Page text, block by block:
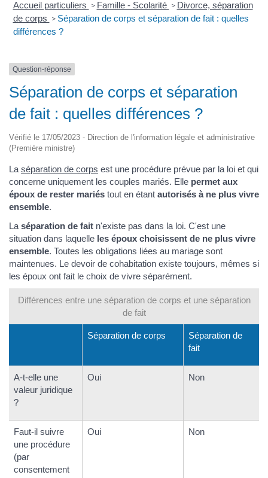
Accueil particuliers > Famille - Scolarité > Divorce, séparation
de corps > Séparation de corps et séparation de fait : quelles
différences ?
Question-réponse
Séparation de corps et séparation
de fait : quelles différences ?
Vérifié le 17/05/2023 - Direction de l'information légale et administrative
(Première ministre)
La séparation de corps est une procédure prévue par la loi et qui
concerne uniquement les couples mariés. Elle permet aux
époux de rester mariés tout en étant autorisés à ne plus vivre
ensemble.
La séparation de fait n'existe pas dans la loi. C'est une
situation dans laquelle les époux choisissent de ne plus vivre
ensemble. Toutes les obligations liées au mariage sont
maintenues. Le devoir de cohabitation existe toujours, mêmes si
les époux ont fait le choix de vivre séparément.
Différences entre une séparation de corps et une séparation
de fait
Séparation de corps
Séparation de
fait
A-t-elle une
valeur juridique
?
Oui Non
Faut-il suivre
une procédure
(par
consentement
Oui Non